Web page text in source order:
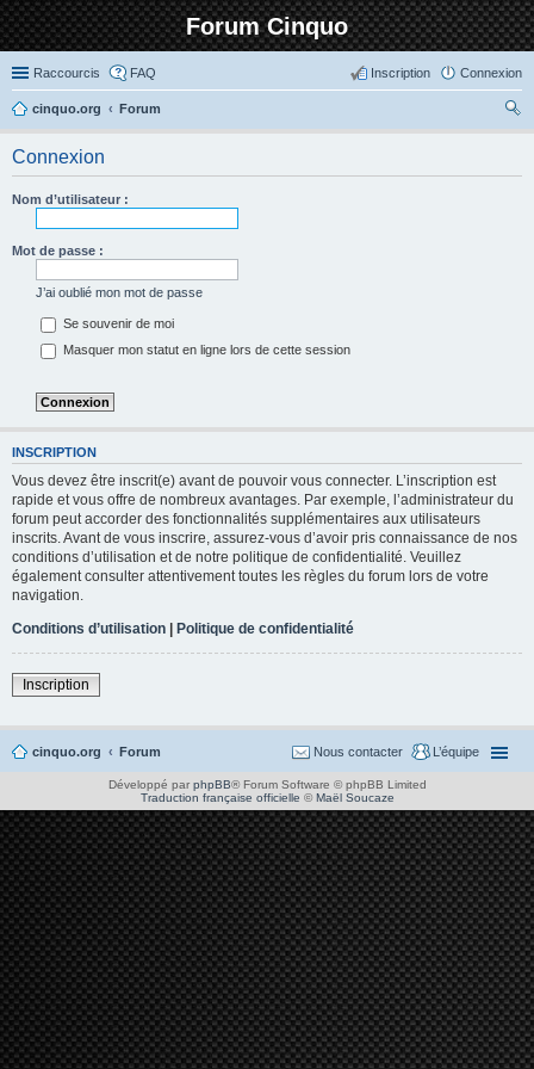
Forum Cinquo
Raccourcis FAQ Connexion
Inscription
cinquo.org
Forum
Connexion
Nom d’utilisateur :
Mot de passe :
J’ai oublié mon mot de passe
Se souvenir de moi
Masquer mon statut en ligne lors de cette session
INSCRIPTION
Vous devez être inscrit(e) avant de pouvoir vous connecter. L’inscription est
rapide et vous offre de nombreux avantages. Par exemple, l’administrateur du
forum peut accorder des fonctionnalités supplémentaires aux utilisateurs
inscrits. Avant de vous inscrire, assurez-vous d’avoir pris connaissance de nos
conditions d’utilisation et de notre politique de confidentialité. Veuillez
également consulter attentivement toutes les règles du forum lors de votre
navigation.
Conditions d’utilisation | Politique de confidentialité
Inscription
cinquo.org Forum L’équipe
Nous contacter
Développé par phpBB® Forum Software © phpBB Limited
Traduction française officielle ©Maël Soucaze